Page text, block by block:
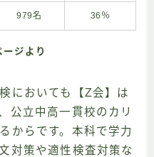
979名 36％
ジより
においても【Z会】は
公立中高一貫校のカリ
からです。本科で学力
対策や適性検査対策な